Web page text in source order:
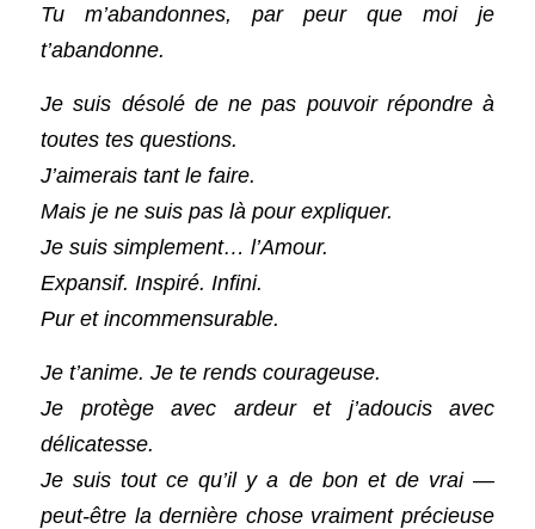
Tu m’abandonnes, par peur que moi je
t’abandonne.
Je suis désolé de ne pas pouvoir répondre à
toutes tes questions.
J’aimerais tant le faire.
Mais je ne suis pas là pour expliquer.
Je suis simplement… l’Amour.
Expansif. Inspiré. Infini.
Pur et incommensurable.
Je t’anime. Je te rends courageuse.
Je protège avec ardeur et j’adoucis avec
délicatesse.
Je suis tout ce qu’il y a de bon et de vrai —
peut-être la dernière chose vraiment précieuse